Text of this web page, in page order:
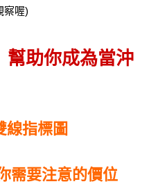
察喔)
幫助你成為當沖
需要注意的價位